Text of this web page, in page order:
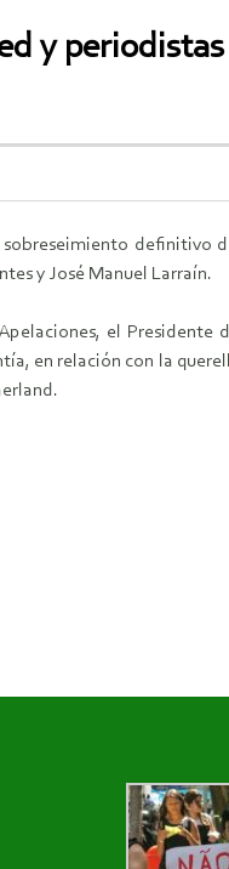
y
definitivo
y José Manuel Larraín.
el
en relación con la